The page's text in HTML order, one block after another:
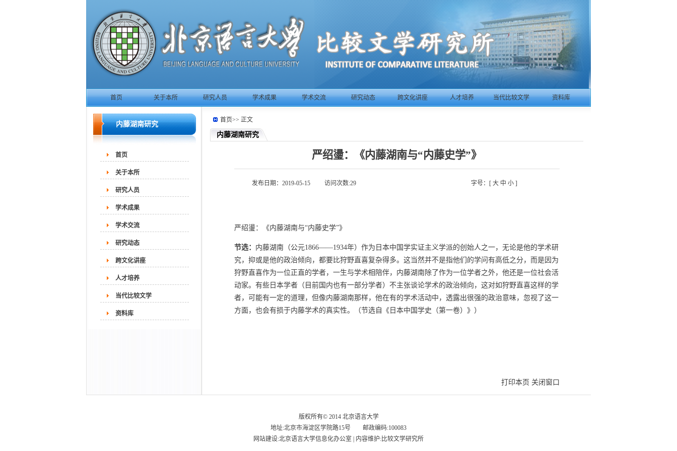
首页 关于本所 研究人员 学术成果 学术交流 研究动态 跨文化讲座 人才培养 当代比较文学 资料库
内藤湖南研究
首页
关于本所
研究人员
学术成果
学术交流
研究动态
跨文化讲座
人才培养
当代比较文学
资料库
首页>> 正文
内藤湖南研究
严绍璗：《内藤湖南与“内藤史学”》
发布日期：2019-05-15 访问次数:29 字号：[ 大 中 小 ]
严绍璗：《内藤湖南与“内藤史学”》
节选： 内藤湖南（公元1866——1934年）作为日本中国学实证主义学派的创始人之一，无论是他的学术研
究，抑或是他的政治倾向，都要比狩野直喜复杂得多。这当然并不是指他们的学问有高低之分，而是因为
狩野直喜作为一位正直的学者，一生与学术相陪伴，内藤湖南除了作为一位学者之外，他还是一位社会活
动家。有些日本学者（目前国内也有一部分学者）不主张谈论学术的政治倾向，这对如狩野直喜这样的学
者，可能有一定的道理，但像内藤湖南那样，他在有的学术活动中，透露出很强的政治意味，忽视了这一
方面，也会有损于内藤学术的真实性。（节选自《日本中国学史（第一卷）》）
打印本页 关闭窗口
版权所有© 2014 北京语言大学
地址:北京市海淀区学院路15号 邮政编码:100083
网站建设:北京语言大学信息化办公室 | 内容维护:比较文学研究所